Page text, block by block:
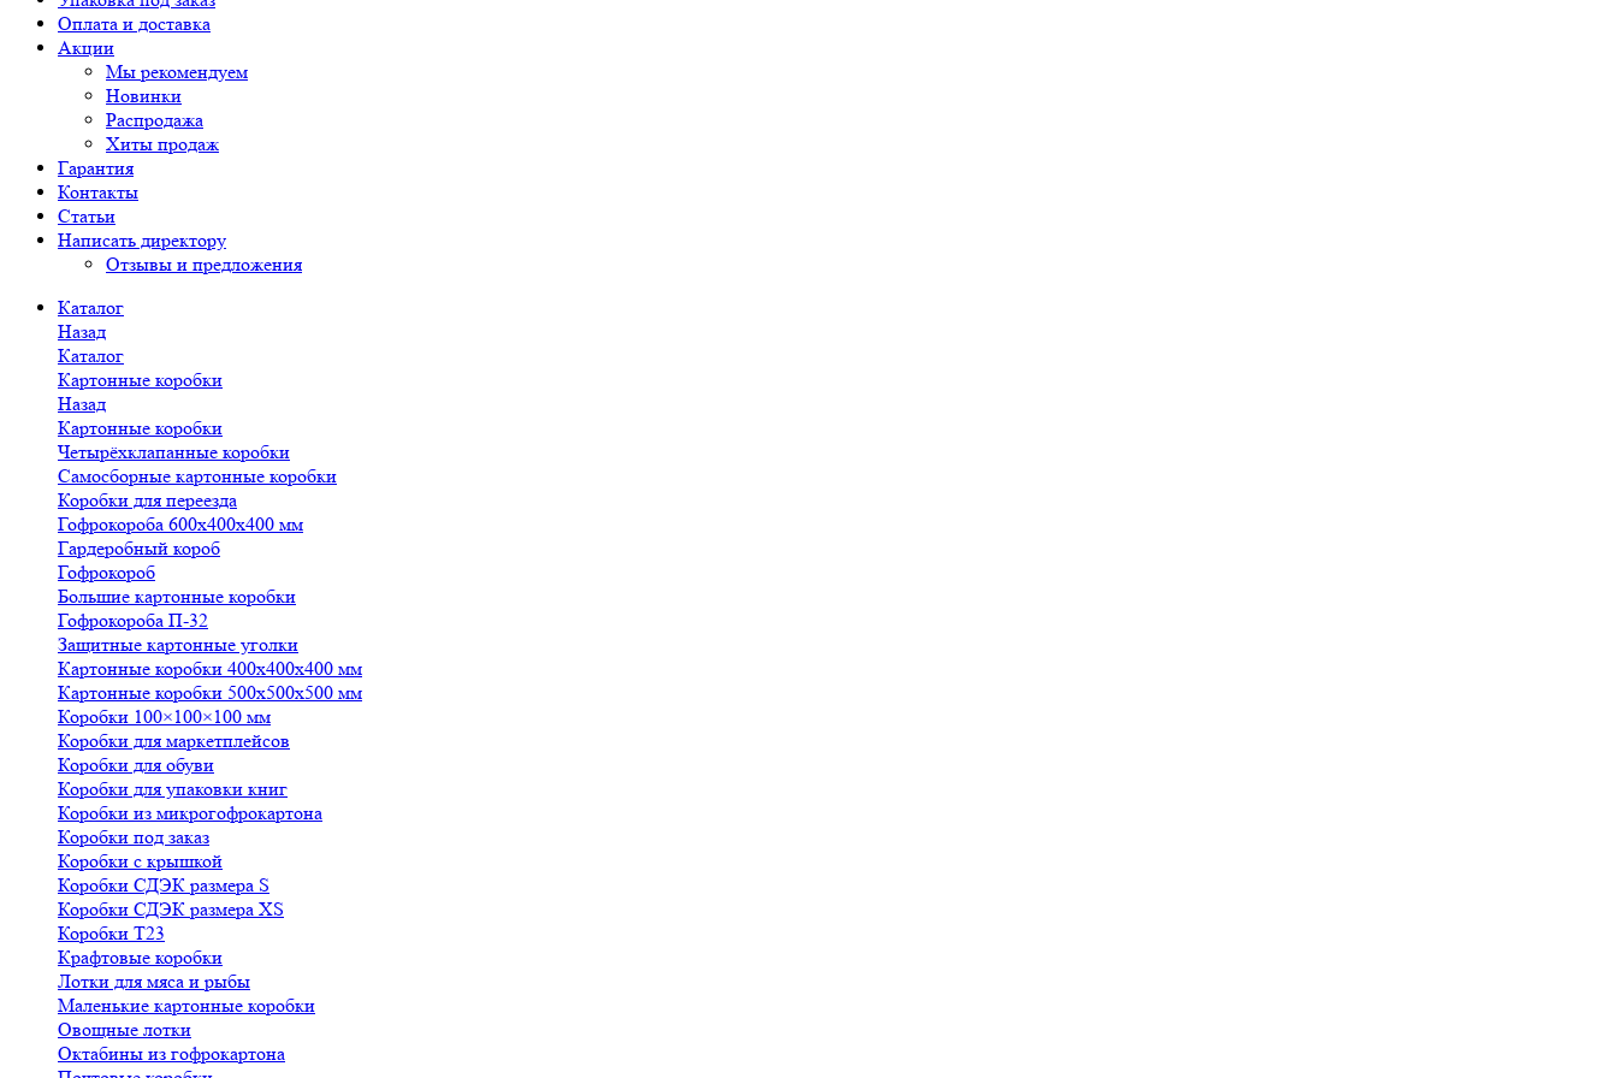
Оплата и доставка
Акции
Мы рекомендуем
Новинки
Распродажа
Хиты продаж
Гарантия
Контакты
Статьи
Написать директору
Отзывы и предложения
Каталог
Назад
Каталог
Картонные коробки
Назад
Картонные коробки
Четырёхклапанные коробки
Самосборные картонные коробки
Коробки для переезда
Гофрокороба 600х400х400 мм
Гардеробный короб
Гофрокороб
Большие картонные коробки
Гофрокороба П-32
Защитные картонные уголки
Картонные коробки 400х400х400 мм
Картонные коробки 500х500х500 мм
Коробки 100×100×100 мм
Коробки для маркетплейсов
Коробки для обуви
Коробки для упаковки книг
Коробки из микрогофрокартона
Коробки под заказ
Коробки с крышкой
Коробки СДЭК размера S
Коробки СДЭК размера XS
Коробки Т23
Крафтовые коробки
Лотки для мяса и рыбы
Маленькие картонные коробки
Овощные лотки
Октабины из гофрокартона